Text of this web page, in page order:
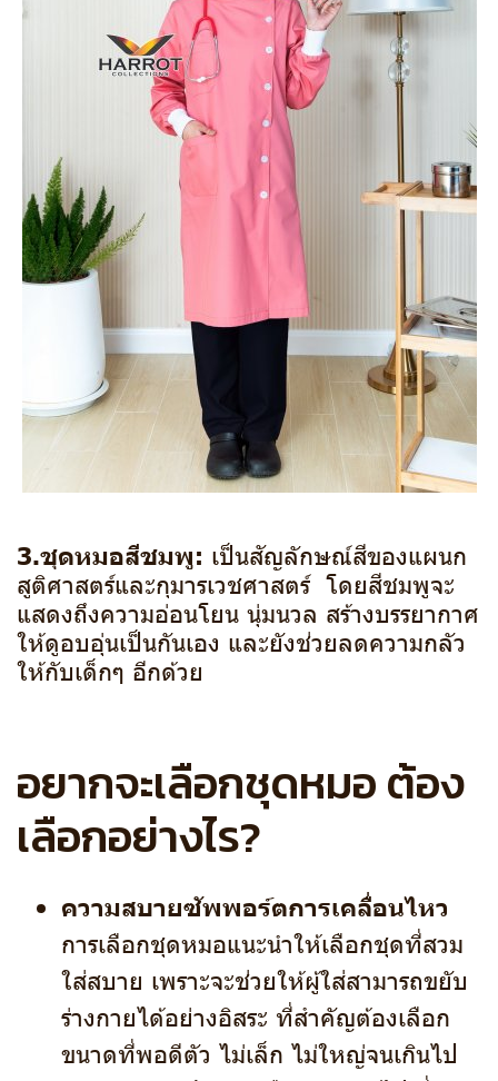
3.ชุดหมอสีชมพู: เป็นสัญลักษณ์สีของแผนก
สูติศาสตร์และกุมารเวชศาสตร์ โดยสีชมพูจะ
แสดงถึงความอ่อนโยน นุ่มนวล สร้างบรรยากาศ
ให้ดูอบอุ่นเป็นกันเอง และยังช่วยลดความกลัว
ให้กับเด็กๆ อีกด้วย
อยากจะเลือกชุดหมอ ต้อง
เลือกอย่างไร?
ความสบายซัพพอร์ตการเคลื่อนไหว
การเลือกชุดหมอแนะนำให้เลือกชุดที่สวม
ใส่สบาย เพราะจะช่วยให้ผู้ใส่สามารถขยับ
ร่างกายได้อย่างอิสระ ที่สำคัญต้องเลือก
ขนาดที่พอดีตัว ไม่เล็ก ไม่ใหญ่จนเกินไป